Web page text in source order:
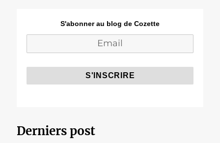
S'abonner au blog de Cozette
Derniers post